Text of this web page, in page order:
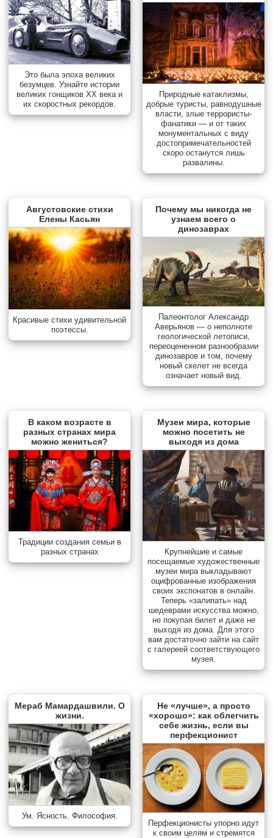
Это была эпоха великих
безумцев. Узнайте истории
великих гонщиков XX века и
их скоростных рекордов.
Природные катаклизмы,
добрые туристы, равнодушные
власти, злые террористы-
фанатики — и от таких
монументальных с виду
достопримечательностей
скоро останутся лишь
развалины.
Августовские стихи
Елены Касьян
Красивые стихи удивительной
поэтессы.
Почему мы никогда не
узнаем всего о
динозаврах
Палеонтолог Александр
Аверьянов — о неполноте
геологической летописи,
переоцененном разнообразии
динозавров и том, почему
новый скелет не всегда
означает новый вид.
В каком возрасте в
разных странах мира
можно жениться?
Традиции создания семьи в
разных странах
Музеи мира, которые
можно посетить не
выходя из дома
Крупнейшие и самые
посещаемые художественные
музеи мира выкладывают
оцифрованные изображения
своих экспонатов в онлайн.
Теперь «залипать» над
шедеврами искусства можно,
не покупая билет и даже не
выходя из дома. Для этого
вам достаточно зайти на сайт
с галереей соответствующего
музея.
Мераб Мамардашвили. О
жизни.
Ум. Ясность. Философия.
Не «лучше», а просто
«хорошо»: как облегчить
себе жизнь, если вы
перфекционист
Перфекционисты упорно идут
к своим целям и стремятся